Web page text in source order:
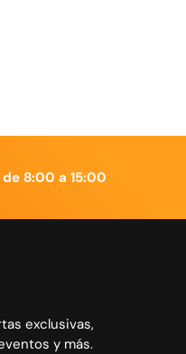
8:00 a 15:00
exclusivas,
y más.